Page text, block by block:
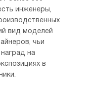
инженеры,
вид моделей
чьи
на
в